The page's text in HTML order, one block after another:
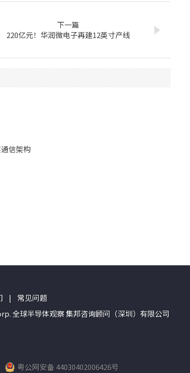
下一篇
220亿元！华润微电子再建12英寸产线
信架构
|
常见问题
全球半导体观察 集邦咨询顾问（深圳）有限公司
粤公网安备 44030402006426号